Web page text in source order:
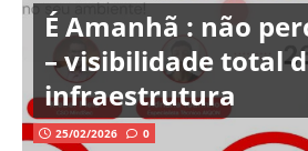
É Amanhã : não
– visibilidade total
infraestrutura
25/02/2026 0